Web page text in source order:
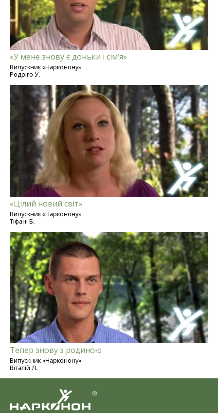
«У мене знову є доньки і сім’я»
Випускник «Нарконону»
Родріго У.
«Цілий новий світ»
Випускник «Нарконону»
Тіфані Б.
Тепер знову з родиною
Випускник «Нарконону»
Віталій Л.
®